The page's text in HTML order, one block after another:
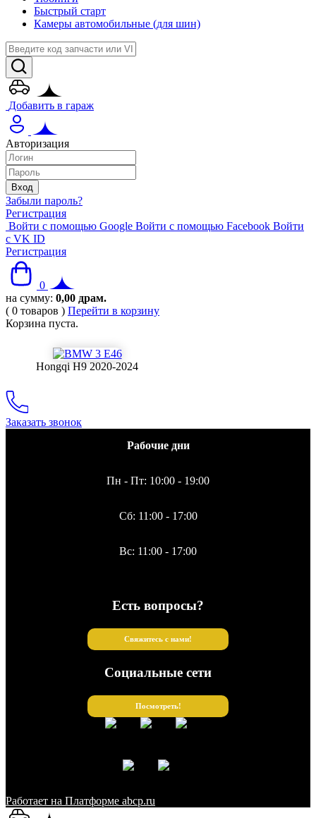
Быстрый старт
Камеры автомобильные (для шин)
Добавить в гараж
Авторизация
Забыли пароль?
Регистрация
Войти с помощью Google Войти с помощью Facebook Войти
с VK ID
Регистрация
0
на сумму: 0,00 драм.
( 0 товаров ) Перейти в корзину
Корзина пуста.
Hongqi H9 2020-2024
Заказать звонок
Рабочие дни
Пн - Пт: 10:00 - 19:00
Сб: 11:00 - 17:00
Вс: 11:00 - 17:00
Есть вопросы?
Свяжитесь с нами!
Социальные сети
Посмотреть!
Работает на Платформе abcp.ru